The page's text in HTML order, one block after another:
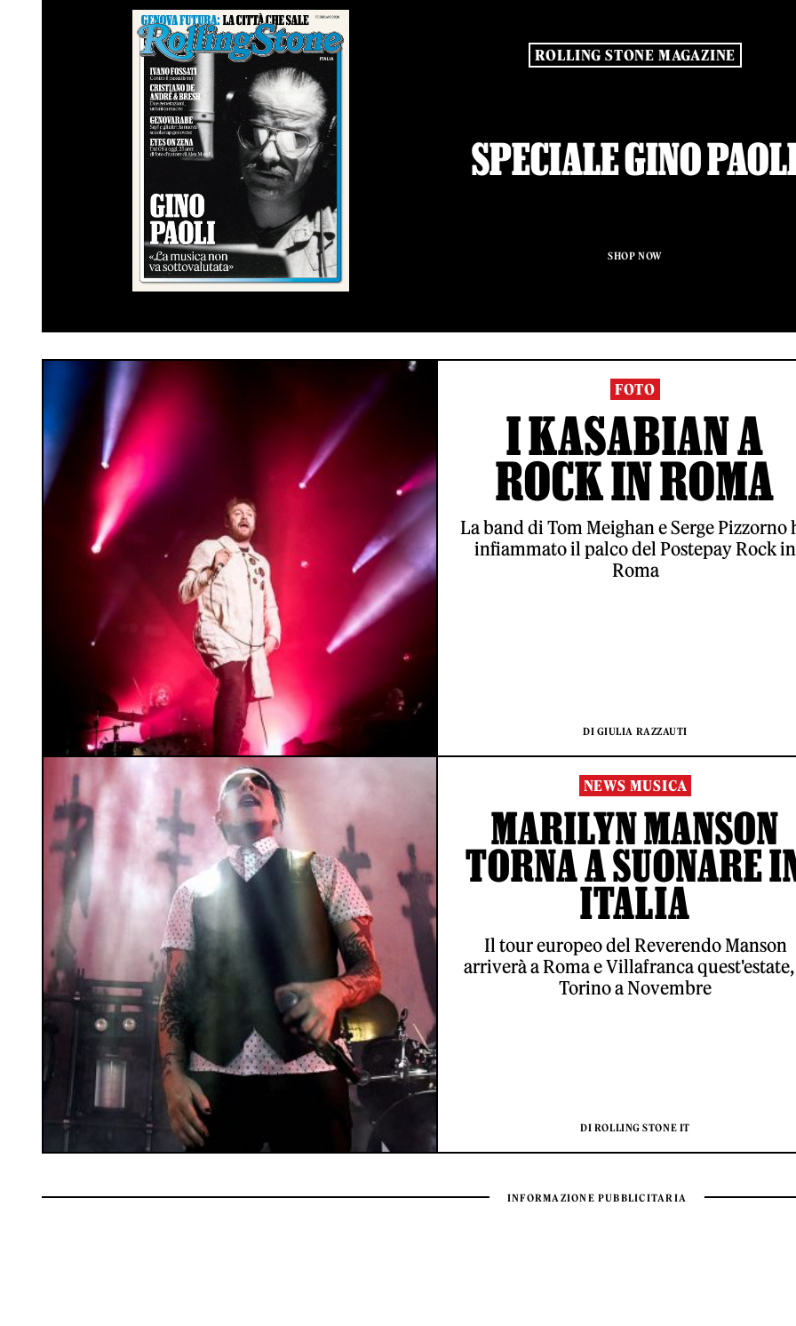
ROLLING STONE MAGAZINE
SPECIALE GINO
SHOP NOW
FOTO
I KASABIAN A
ROCK IN ROMA
La band di Tom Meighan e Serge Pizzorno
infiammato il palco del Postepay Rock in
Roma
DI GIULIA RAZZAUTI
NEWS MUSICA
MARILYN MANSON
TORNA A SUONARE
ITALIA
Il tour europeo del Reverendo Manson
arriverà a Roma e Villafranca
Torino a Novembre
DI ROLLING STONE IT